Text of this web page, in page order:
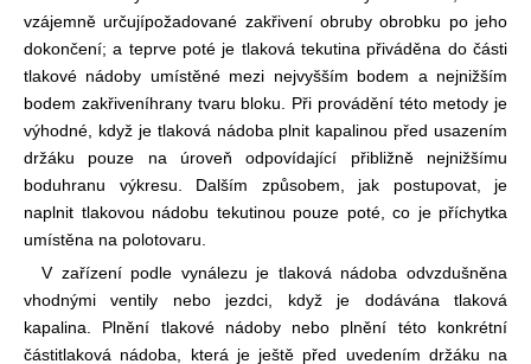
vzájemně určujípožadované zakřivení obruby obrobku po jeho
dokončení; a teprve poté je tlaková tekutina přiváděna do části
tlakové nádoby umístěné mezi nejvyšším bodem a nejnižším
bodem zakřiveníhrany tvaru bloku. Při provádění této metody je
výhodné, když je tlaková nádoba plnit kapalinou před usazením
držáku pouze na úroveň odpovídající přibližně nejnižšímu
boduhranu výkresu. Dalším způsobem, jak postupovat, je
naplnit tlakovou nádobu tekutinou pouze poté, co je příchytka
umístěna na polotovaru.
V zařízení podle vynálezu je tlaková nádoba odvzdušněna
vhodnými ventily nebo jezdci, když je dodávána tlaková
kapalina. Plnění tlakové nádoby nebo plnění této konkrétní
částitlaková nádoba, která je ještě před uvedením držáku na